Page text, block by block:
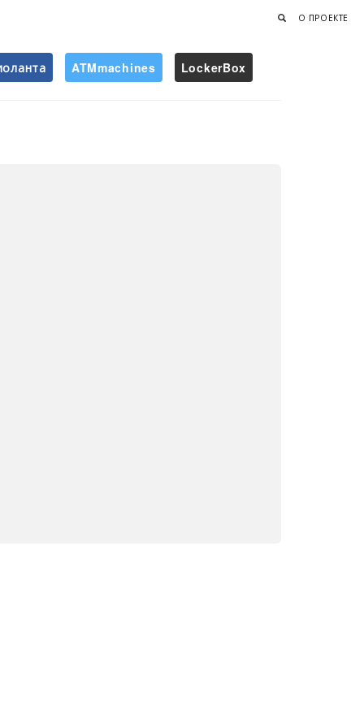
О ПРОЕКТЕ
ATMmachines LockerBox